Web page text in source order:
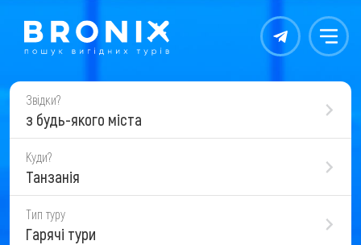
Контакты Меню
Звідки?
з будь-якого міста
Куди?
Танзанія
Тип туру
Гарячі тури